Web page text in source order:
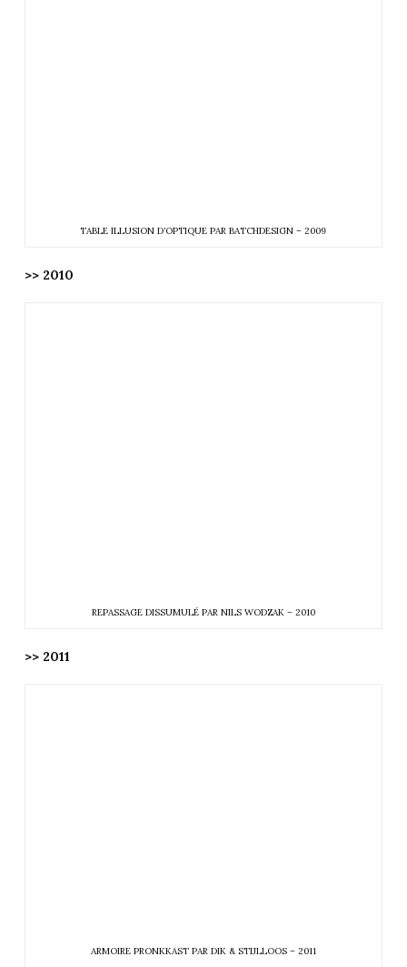
TABLE ILLUSION D’OPTIQUE PAR BATCHDESIGN – 2009
>> 2010
REPASSAGE DISSUMULÉ PAR NILS WODZAK – 2010
>> 2011
ARMOIRE PRONKKAST PAR DIK & STIJLLOOS – 2011